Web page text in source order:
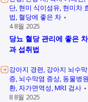
단 현미 식이섬유 현미차
법 혈당에 좋은 차
4 8월 2025
당뇨 혈당 관리에 좋은
과 섭취법
강아지 경련 강아지 뇌수
증 뇌수막염 증상 동물병원
환 자가면역성 MRI 검사
8 8월 2025